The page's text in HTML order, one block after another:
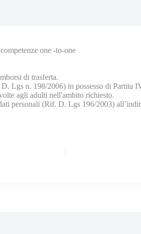
one -to-one
di trasferta.
Lgs n. 198/2006) in possesso di Partita
agli adulti nell'ambito richiesto.
personali (Rif. D. Lgs 196/2003)